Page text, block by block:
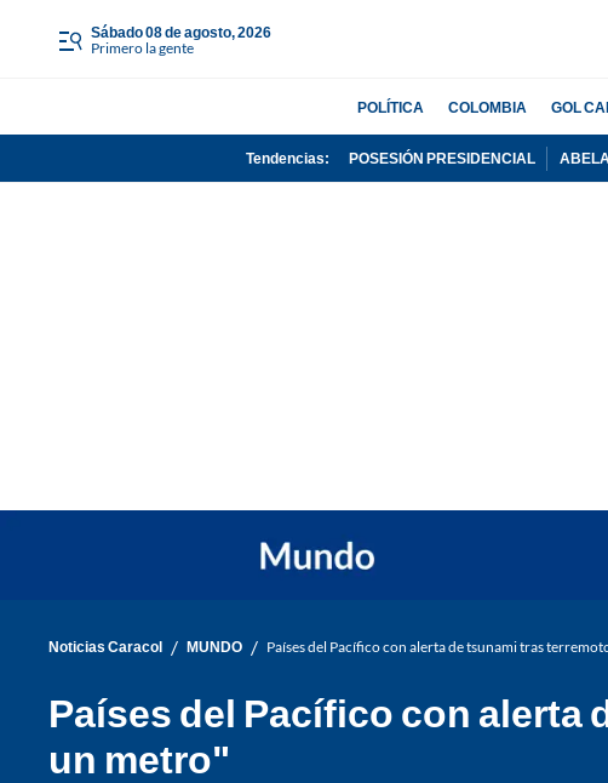
sábado 08 de agosto, 2026
Primero la gente
POLÍTICA COLOMBIA GOL
Tendencias: POSESIÓN PRESIDENCIAL
Noticias Caracol / MUNDO / Países del Pacífico con alerta de tsunami tras
Países del Pacífico con alerta
un metro"